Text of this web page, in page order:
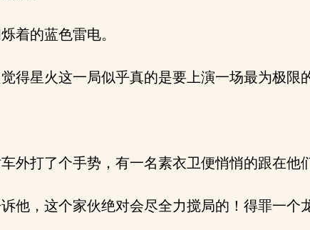
着的蓝色雷电。
星火这一局似乎真的是要上演一场最为极限
打了个手势，有一名素衣卫便悄悄的跟在他
，这个家伙绝对会尽全力搅局的！得罪一个